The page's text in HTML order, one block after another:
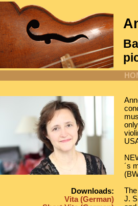
Downloads:
Vita (German)
´s
J.